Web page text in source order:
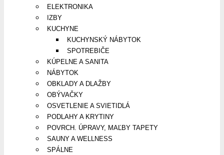
ELEKTRONIKA
IZBY
KUCHYNE
KUCHYNSKÝ NÁBYTOK
SPOTREBIČE
KÚPELNE A SANITA
NÁBYTOK
OBKLADY A DLAŽBY
OBÝVAČKY
OSVETLENIE A SVIETIDLÁ
PODLAHY A KRYTINY
POVRCH. ÚPRAVY, MAĽBY TAPETY
SAUNY A WELLNESS
SPÁLNE